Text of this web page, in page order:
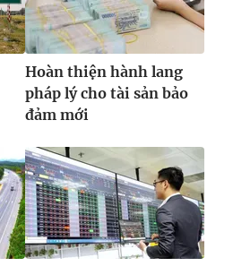
Hoàn thiện hành lang
pháp lý cho tài sản bảo
đảm mới